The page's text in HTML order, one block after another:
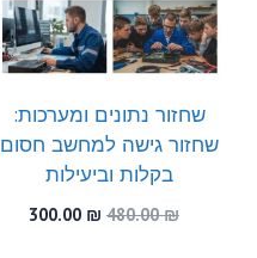
שחזור נתונים ומערכות:
שחזור גישה למחשב חסום
בקלות וביעילות
480.00₪
המחיר
300.00 ₪